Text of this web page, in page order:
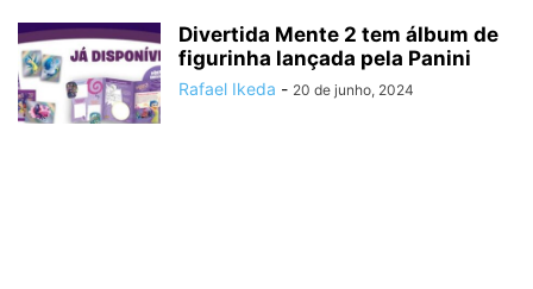
Divertida Mente 2 tem álbum de
figurinha lançada pela Panini
Rafael Ikeda - 20 de junho, 2024